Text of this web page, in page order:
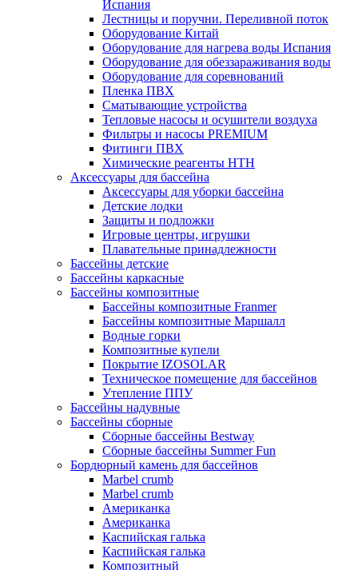
Испания
Лестницы и поручни. Переливной поток
Оборудование Китай
Оборудование для нагрева воды Испания
Оборудование для обеззараживания воды
Оборудование для соревнований
Пленка ПВХ
Сматывающие устройства
Тепловые насосы и осушители воздуха
Фильтры и насосы PREMIUM
Фитинги ПВХ
Химические реагенты HTH
Аксессуары для бассейна
Аксессуары для уборки бассейна
Детские лодки
Защиты и подложки
Игровые центры, игрушки
Плавательные принадлежности
Бассейны детские
Бассейны каркасные
Бассейны композитные
Бассейны композитные Franmer
Бассейны композитные Маршалл
Водные горки
Композитные купели
Покрытие IZOSOLAR
Техническое помещение для бассейнов
Утепление ППУ
Бассейны надувные
Бассейны сборные
Сборные бассейны Bestway
Сборные бассейны Summer Fun
Бордюрный камень для бассейнов
Marbel crumb
Marbel crumb
Американка
Американка
Каспийская галька
Каспийская галька
Композитный